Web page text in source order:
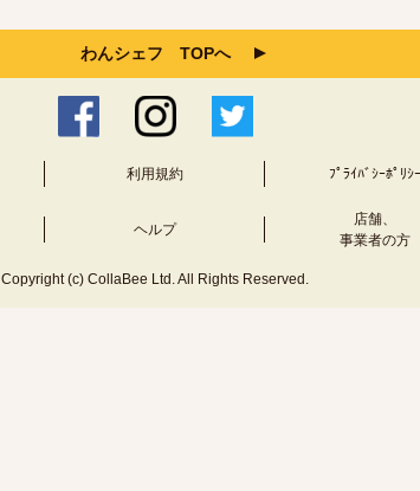
わんシェフ TOPへ
利用規約 ﾌﾟﾗｲﾊﾞｼｰﾎﾟﾘｼｰ
ヘルプ
店舗、
事業者の方
Copyright (c) CollaBee Ltd. All Rights Reserved.